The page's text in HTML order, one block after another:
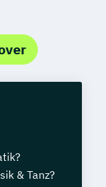
& Tanz?